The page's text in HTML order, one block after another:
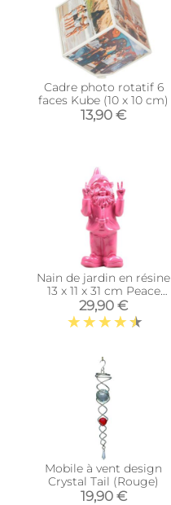
Cadre photo rotatif 6
faces Kube (10 x 10 cm)
13,90 €
Nain de jardin en résine
13 x 11 x 31 cm Peace
(Fuschia)
29,90 €
Mobile à vent design
Crystal Tail (Rouge)
19,90 €